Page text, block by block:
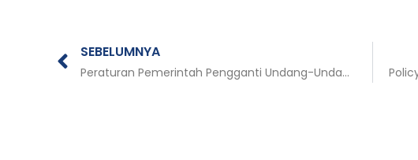
Prev
SEBELUMNYA
Peraturan Pemerintah Pengganti Undang-Undang Republik Indonesia Nomor 1 Tahun 2014 Tentang Pemilihan Gubernur, Bupati, dan Walikota; dan Peraturan Pemerintah Pengganti Undang-Undang Republik Indonesia Nomor 2 tahun 2014 tentang Perubahan UU Nomor 23 tahun 2014 tentang Pemerintahan Daerah